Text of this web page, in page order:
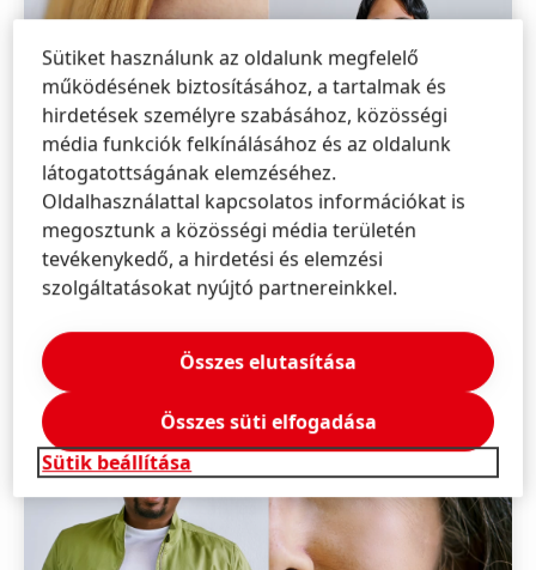
Sütiket használunk az oldalunk megfelelő
működésének biztosításához, a tartalmak és
hirdetések személyre szabásához, közösségi
média funkciók felkínálásához és az oldalunk
látogatottságának elemzéséhez.
Oldalhasználattal kapcsolatos információkat is
megosztunk a közösségi média területén
tevékenykedő, a hirdetési és elemzési
szolgáltatásokat nyújtó partnereinkkel.
Sütik beállítása
Összes elutasítása
Összes süti elfogadása